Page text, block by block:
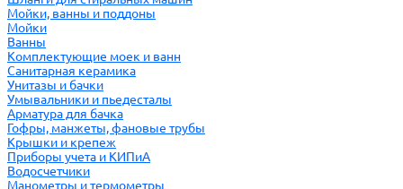
Мойки, ванны и поддоны
Мойки
Ванны
Комплектующие моек и ванн
Санитарная керамика
Унитазы и бачки
Умывальники и пьедесталы
Арматура для бачка
Гофры, манжеты, фановые трубы
Крышки и крепеж
Приборы учета и КИПиА
Водосчетчики
Манометры и термометры